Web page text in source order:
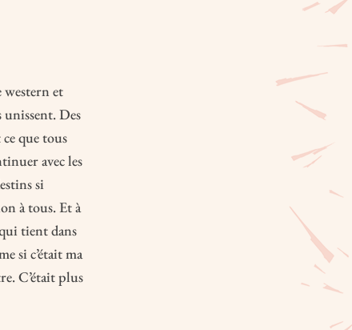
western et
unissent. Des
que tous
avec les
si
à tous. Et à
tient dans
si c’était ma
C’était plus